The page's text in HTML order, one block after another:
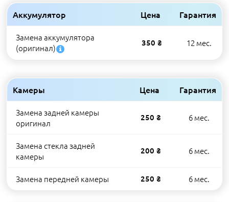
Аккумулятор Цена Гарантия
Замена аккумулятора
(оригинал)
350 ₴ 12 мес.
Камеры Цена Гарантия
Замена задней камеры
оригинал
250 ₴ 6 мес.
Замена стекла задней
камеры
200 ₴ 6 мес.
Замена передней камеры 250 ₴ 6 мес.